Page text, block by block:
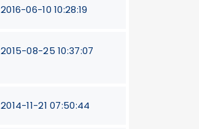
2016-06-10 10:28:19
2015-08-25 10:37:07
2014-11-21 07:50:44